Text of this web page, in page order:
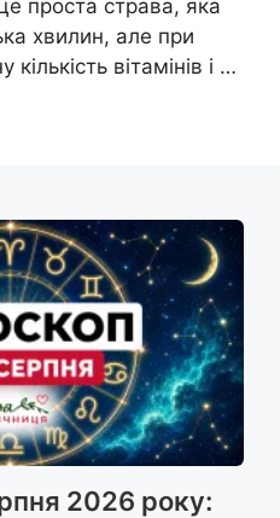
проста страва, яка
хвилин, але при
вітамінів і …
2026 року: